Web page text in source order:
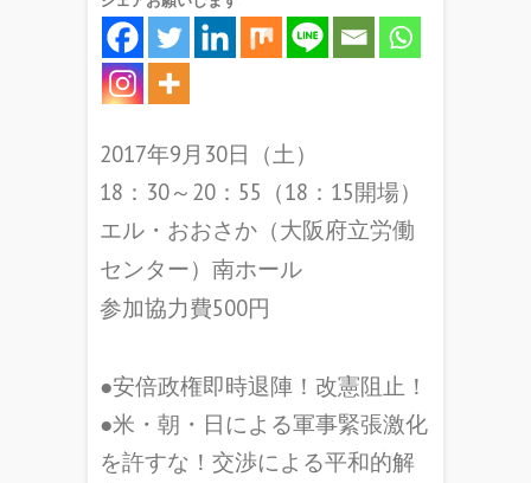
2017年9月30日（土）
18：30～20：55（18：15開場）
エル・おおさか（大阪府立労働
センター）南ホール
参加協力費500円
●安倍政権即時退陣！改憲阻止！
●米・朝・日による軍事緊張激化
を許すな！交渉による平和的解